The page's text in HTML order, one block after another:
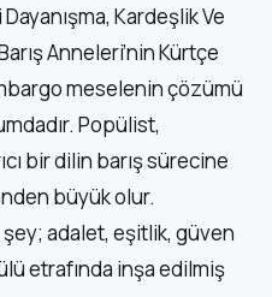
Kardeşlik Ve
Anneleri’nin Kürtçe
meselenin çözümü
Popülist,
bir dilin barış sürecine
büyük olur.
adalet, eşitlik, güven
etrafında inşa edilmiş